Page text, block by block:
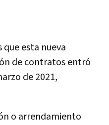
esta nueva
de contratos entró
de 2021,
o arrendamiento